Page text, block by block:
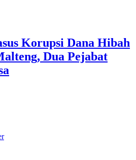
Korupsi Dana Hibah
Dua Pejabat